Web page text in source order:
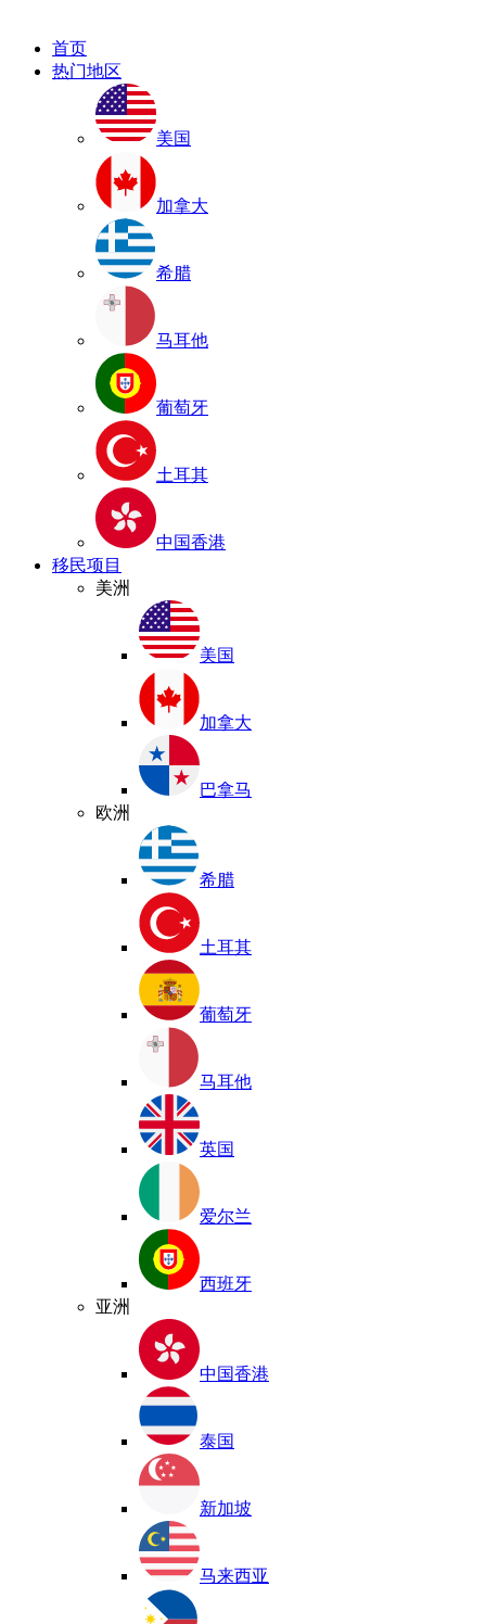
首页
热门地区
美国
加拿大
希腊
马耳他
葡萄牙
土耳其
中国香港
移民项目
美洲
美国
加拿大
巴拿马
欧洲
希腊
土耳其
葡萄牙
马耳他
英国
爱尔兰
西班牙
亚洲
中国香港
泰国
新加坡
马来西亚